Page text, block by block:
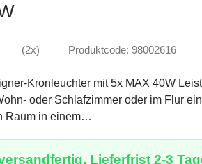
(2x) Produktcode: 98002616
Kronleuchter mit 5x MAX 40W
oder Schlafzimmer oder im Flur
Raum in einem…
Lieferfrist 2-3